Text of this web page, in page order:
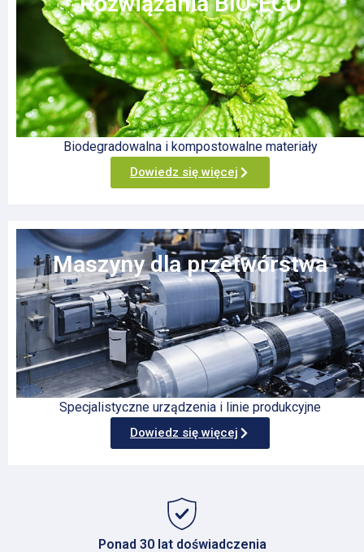
Biodegradowalna i kompostowalne materiały
Dowiedz się więcej
Maszyny dla przetwórstwa
Specjalistyczne urządzenia i linie produkcyjne
Dowiedz się więcej
Ponad 30 lat doświadczenia